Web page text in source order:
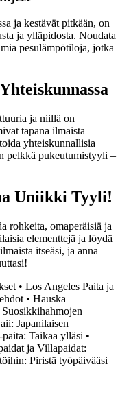
ja kestävät pitkään, on
ja ylläpidosta. Noudata
pesulämpötiloja, jotka
ja niillä on
tapana ilmaista
yhteiskunnallisia
pelkkä pukeutumistyyli –
Uniikki Tyyli!
rohkeita, omaperäisiä ja
elementtejä ja löydä
itseäsi, ja anna
• Los Angeles Paita ja
• Hauska
Japanilaisen
Taikaa ylläsi •
ja Villapaidat:
Piristä työpäivääsi